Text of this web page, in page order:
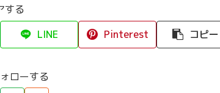
する
LINE Pinterest コピー
ローする